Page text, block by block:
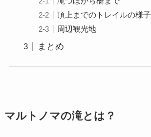
頂上までのトレイルの様子
周辺観光地
まとめ
マルトノマの滝とは？